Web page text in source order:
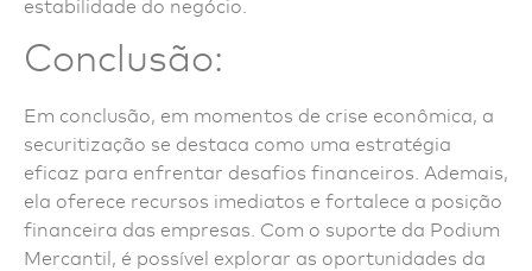
estabilidade do negócio.
Conclusão:
Em conclusão, em momentos de crise econômica, a
securitização se destaca como uma estratégia
eficaz para enfrentar desafios financeiros. Ademais,
ela oferece recursos imediatos e fortalece a posição
financeira das empresas. Com o suporte da Podium
Mercantil, é possível explorar as oportunidades da